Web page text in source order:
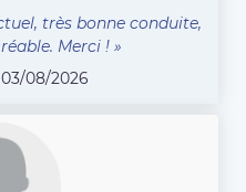
très bonne conduite,
Merci ! »
08/2026